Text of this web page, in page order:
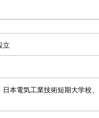
立
本電気工業技術短期大学校